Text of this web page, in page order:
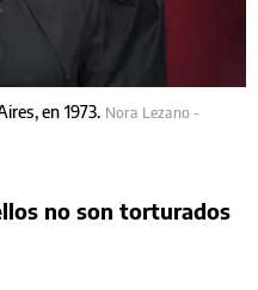
en 1973. Nora Lezano -
no son torturados